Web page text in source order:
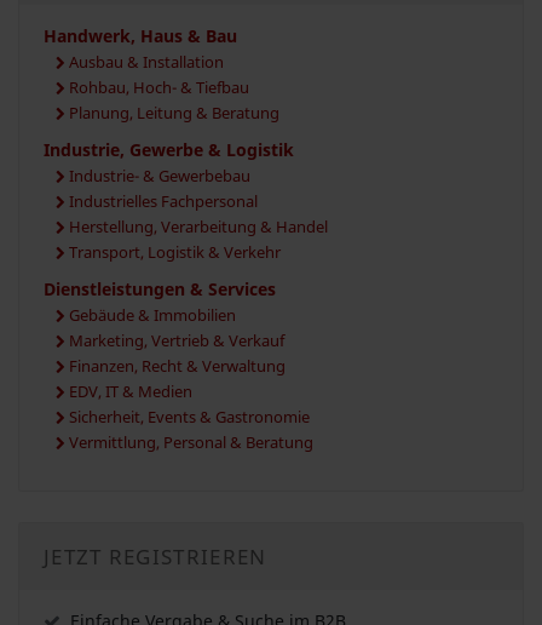
Handwerk, Haus & Bau
Ausbau & Installation
Rohbau, Hoch- & Tiefbau
Planung, Leitung & Beratung
Industrie, Gewerbe & Logistik
Industrie- & Gewerbebau
Industrielles Fachpersonal
Herstellung, Verarbeitung & Handel
Transport, Logistik & Verkehr
Dienstleistungen & Services
Gebäude & Immobilien
Marketing, Vertrieb & Verkauf
Finanzen, Recht & Verwaltung
EDV, IT & Medien
Sicherheit, Events & Gastronomie
Vermittlung, Personal & Beratung
JETZT REGISTRIEREN
Einfache Vergabe & Suche im B2B